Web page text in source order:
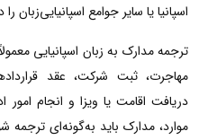
اسپانیا یا سایر جوامع اسپانیایی‌زبان
ترجمه مدارک به زبان اسپانیایی
مهاجرت، ثبت شرکت، عقد
دریافت اقامت یا ویزا و انجام امور
موارد، مدارک باید به‌گونه‌ای ترجمه